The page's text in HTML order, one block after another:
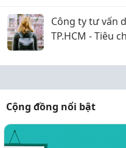
Công ty tư vấn
TP.HCM - Tiêu
Cộng đồng nổi bật